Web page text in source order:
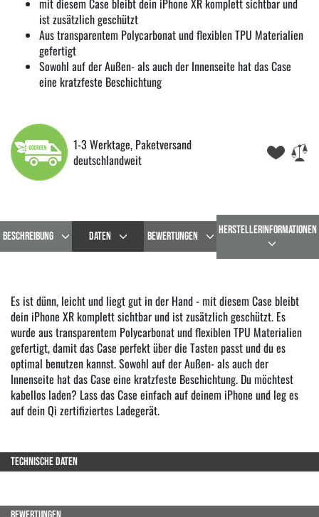
ist zusätzlich geschützt
Aus transparentem Polycarbonat und flexiblen TPU Materialien
gefertigt
Sowohl auf der Außen- als auch der Innenseite hat das Case
eine kratzfeste Beschichtung
1-3 Werktage, Paketversand
deutschlandweit
BESCHREIBUNG DATEN BEWERTUNGEN HERSTELLERINFORMATIONEN
Es ist dünn, leicht und liegt gut in der Hand - mit diesem Case bleibt
dein iPhone XR komplett sichtbar und ist zusätzlich geschützt. Es
wurde aus transparentem Polycarbonat und flexiblen TPU Materialien
gefertigt, damit das Case perfekt über die Tasten passt und du es
optimal benutzen kannst. Sowohl auf der Außen- als auch der
Innenseite hat das Case eine kratzfeste Beschichtung. Du möchtest
kabellos laden? Lass das Case einfach auf deinem iPhone und leg es
auf dein Qi zertifiziertes Ladegerät.
TECHNISCHE DATEN